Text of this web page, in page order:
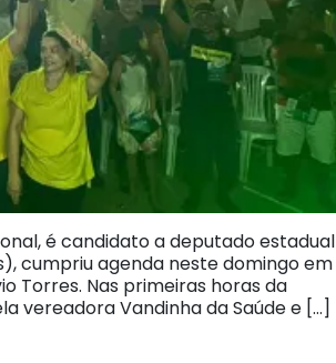
é candidato a deputado estadual
cumpriu agenda neste domingo em
Torres. Nas primeiras horas da
vereadora Vandinha da Saúde e […]